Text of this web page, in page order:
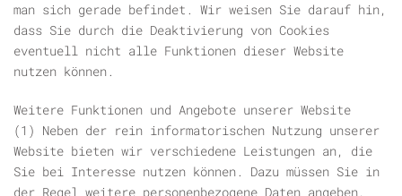
man sich gerade befindet. Wir weisen Sie darauf hin,
dass Sie durch die Deaktivierung von Cookies
eventuell nicht alle Funktionen dieser Website
nutzen können.
Weitere Funktionen und Angebote unserer Website
(1) Neben der rein informatorischen Nutzung unserer
Website bieten wir verschiedene Leistungen an, die
Sie bei Interesse nutzen können. Dazu müssen Sie in
der Regel weitere personenbezogene Daten angeben,